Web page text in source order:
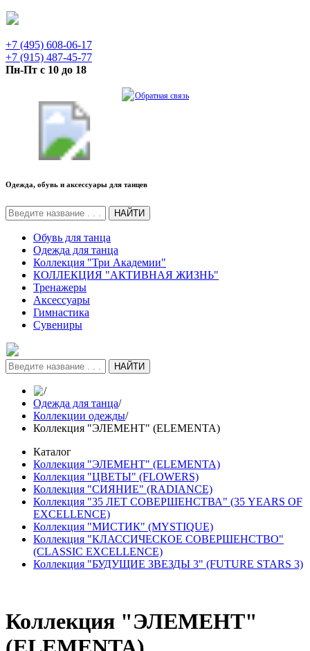
+7 (495) 608-06-17
+7 (915) 487-45-77
Пн-Пт с 10 до 18
Обратная связь
Одежда, обувь и аксессуары для танцев
НАЙТИ
Обувь для танца
Одежда для танца
Коллекция "Три Академии"
КОЛЛЕКЦИЯ "АКТИВНАЯ ЖИЗНЬ"
Тренажеры
Аксессуары
Гимнастика
Сувениры
НАЙТИ
/
Одежда для танца/
Коллекции одежды/
Коллекция "ЭЛЕМЕНТ" (ELEMENTA)
Каталог
Коллекция "ЭЛЕМЕНТ" (ELEMENTA)
Коллекция "ЦВЕТЫ" (FLOWERS)
Коллекция "СИЯНИЕ" (RADIANCE)
Коллекция "35 ЛЕТ СОВЕРШЕНСТВА" (35 YEARS OF
EXCELLENCE)
Коллекция "МИСТИК" (MYSTIQUE)
Коллекция "КЛАССИЧЕСКОЕ СОВЕРШЕНСТВО"
(CLASSIC EXCELLENCE)
Коллекция "БУДУЩИЕ ЗВЕЗДЫ 3" (FUTURE STARS 3)
Коллекция "ЭЛЕМЕНТ"